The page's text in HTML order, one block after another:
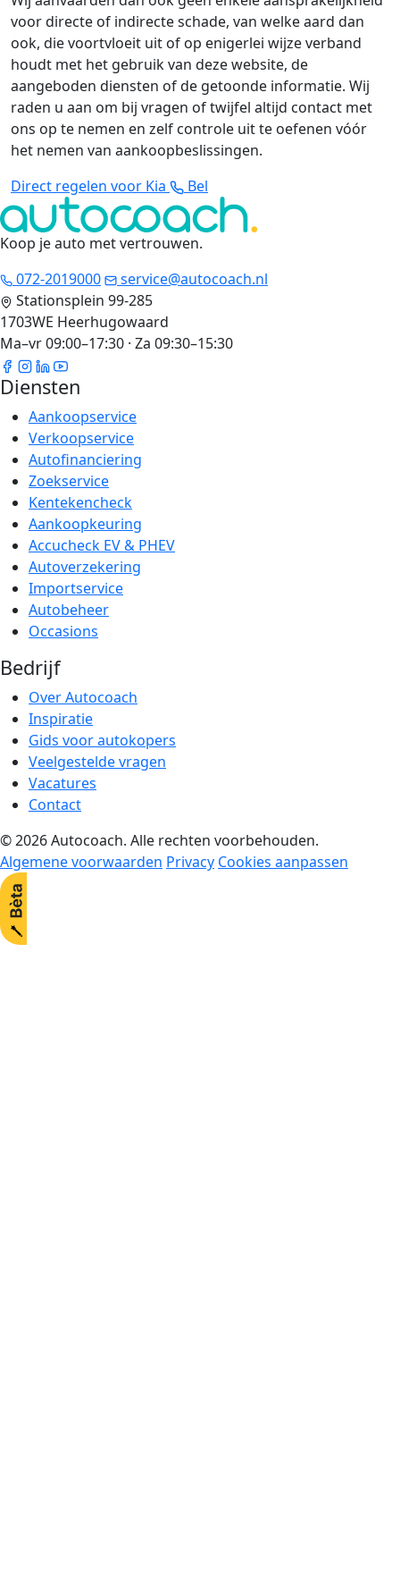
voor directe of indirecte schade, van welke aard dan
ook, die voortvloeit uit of op enigerlei wijze verband
houdt met het gebruik van deze website, de
aangeboden diensten of de getoonde informatie. Wij
raden u aan om bij vragen of twijfel altijd contact met
ons op te nemen en zelf controle uit te oefenen vóór
het nemen van aankoopbeslissingen.
Direct regelen voor Kia
Bel
Koop je auto met vertrouwen.
072-2019000
service@autocoach.nl
Stationsplein 99-285
1703WE Heerhugowaard
Ma–vr 09:00–17:30 · Za 09:30–15:30
Diensten
Aankoopservice
Verkoopservice
Autofinanciering
Zoekservice
Kentekencheck
Aankoopkeuring
Accucheck EV & PHEV
Autoverzekering
Importservice
Autobeheer
Occasions
Bedrijf
Over Autocoach
Inspiratie
Gids voor autokopers
Veelgestelde vragen
Vacatures
Contact
© 2026 Autocoach. Alle rechten voorbehouden.
Algemene voorwaarden Privacy Cookies aanpassen